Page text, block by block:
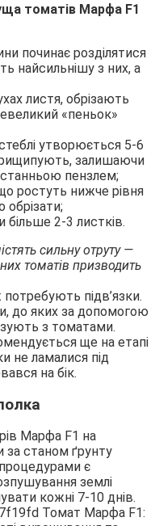
томатів Марфа F1
починає розділятися
найсильнішу з них, а
листя, обрізають
«пеньок»
утворюється 5-6
залишаючи
пензлем;
ростуть нижче рівня
обрізати;
2-3 листків.
сильну отруту —
томатів призводить
підв’язки.
до яких за допомогою
з томатами.
ще на етапі
не ламалися під
на бік.
Марфа F1 на
за станом ґрунту
є
землі
кожні 7-10 днів.